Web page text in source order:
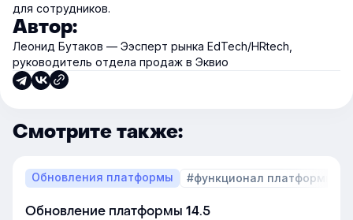
для сотрудников.
Автор:
Леонид Бутаков — Ээсперт рынка EdTech/HRtech,
руководитель отдела продаж в Эквио
Смотрите также:
Обновления платформы #функционал платформы
Обновление платформы 14.5